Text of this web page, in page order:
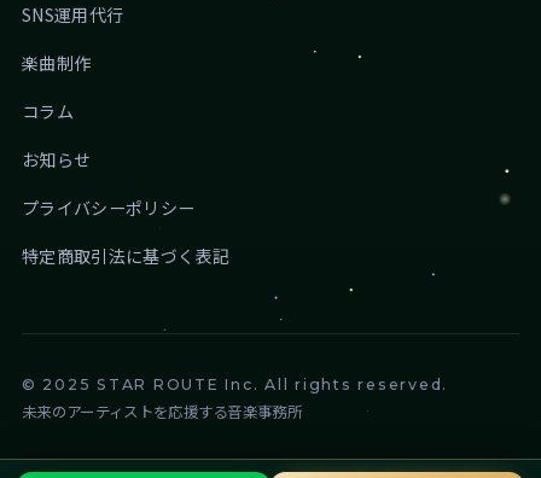
SNS運用代行
楽曲制作
コラム
お知らせ
プライバシーポリシー
特定商取引法に基づく表記
© 2025 STAR ROUTE Inc. All rights reserved.
未来のアーティストを応援する音楽事務所